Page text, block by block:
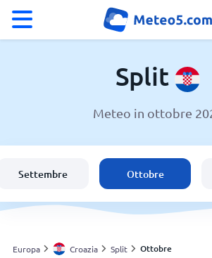
Italia
Svizzera
Split
Meteo in ottobre
Settembre Ottobre
Europa Croazia Split Ottobre